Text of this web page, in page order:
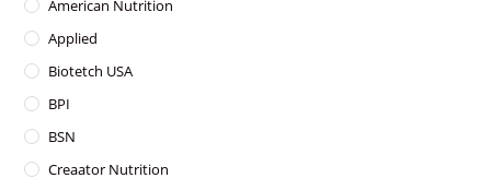
American Nutrition
Applied
Biotetch USA
BPI
BSN
Creaator Nutrition